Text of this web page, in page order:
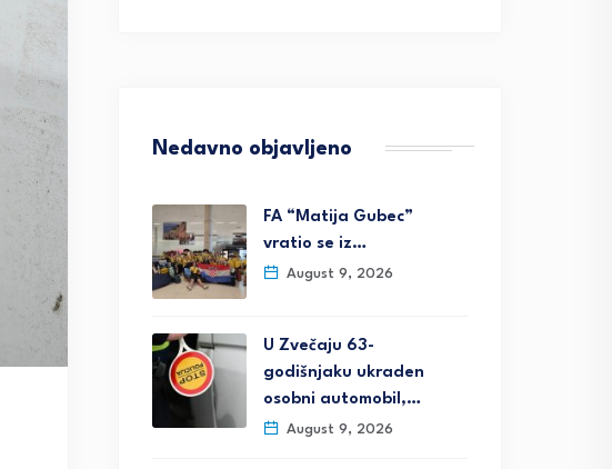
Nedavno objavljeno
FA “Matija Gubec”
vratio se iz…
August 9, 2026
U Zvečaju 63-
godišnjaku ukraden
osobni automobil,…
August 9, 2026